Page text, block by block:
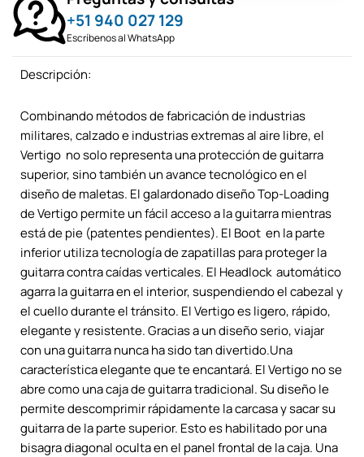
+51 940 027 129
Escríbenos al WhatsApp
Descripción:
Combinando métodos de fabricación de industrias
militares, calzado e industrias extremas al aire libre, el
Vertigo no solo representa una protección de guitarra
superior, sino también un avance tecnológico en el
diseño de maletas. El galardonado diseño Top-Loading
de Vertigo permite un fácil acceso a la guitarra mientras
está de pie (patentes pendientes). El Boot en la parte
inferior utiliza tecnología de zapatillas para proteger la
guitarra contra caídas verticales. El Headlock automático
agarra la guitarra en el interior, suspendiendo el cabezal y
el cuello durante el tránsito. El Vertigo es ligero, rápido,
elegante y resistente. Gracias a un diseño serio, viajar
con una guitarra nunca ha sido tan divertido.Una
característica elegante que te encantará. El Vertigo no se
abre como una caja de guitarra tradicional. Su diseño le
permite descomprimir rápidamente la carcasa y sacar su
guitarra de la parte superior. Esto es habilitado por una
bisagra diagonal oculta en el panel frontal de la caja. Una